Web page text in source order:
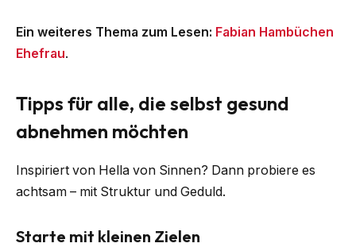
Ein weiteres Thema zum Lesen: Fabian Hambüchen
Ehefrau.
Tipps für alle, die selbst gesund
abnehmen möchten
Inspiriert von Hella von Sinnen? Dann probiere es
achtsam – mit Struktur und Geduld.
Starte mit kleinen Zielen